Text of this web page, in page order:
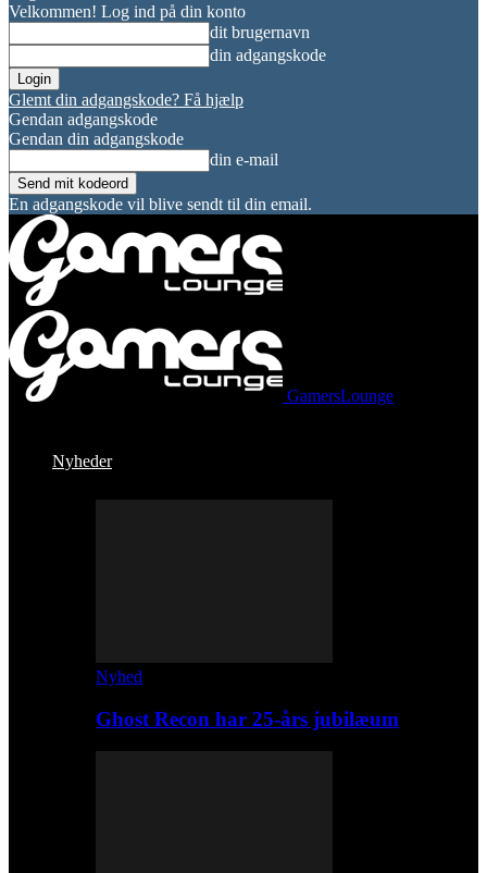
Velkommen! Log ind på din konto
dit brugernavn
din adgangskode
Glemt din adgangskode? Få hjælp
Gendan adgangskode
Gendan din adgangskode
din e-mail
En adgangskode vil blive sendt til din email.
GamersLounge
Nyheder
Nyhed
Ghost Recon har 25-års jubilæum